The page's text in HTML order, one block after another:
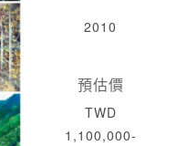
2010
預估價
TWD
1,100,000-